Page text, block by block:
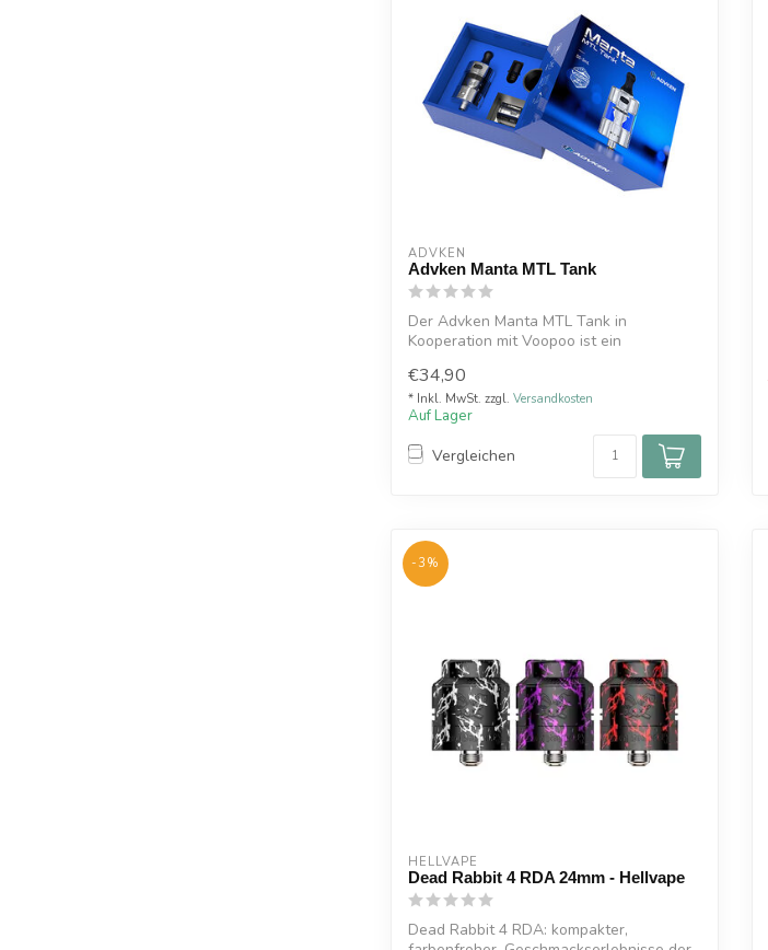
ADVKEN
Advken Manta MTL Tank
Der Advken Manta MTL Tank in
Kooperation mit Voopoo ist ein
€34,90
* Inkl. MwSt. zzgl. Versandkosten
Auf Lager
Vergleichen
-3%
HELLVAPE
Dead Rabbit 4 RDA 24mm - Hellvape
Dead Rabbit 4 RDA: kompakter,